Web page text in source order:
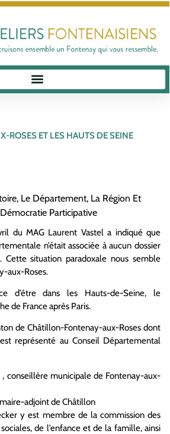
ROSES ET LES HAUTS DE SEINE
Le Département, La Région Et
Participative
du MAG Laurent Vastel a indiqué que
n’était associée à aucun dossier
Cette situation paradoxale nous semble
aux-Roses.
d’être dans les Hauts-de-Seine, le
de France après Paris.
de Châtillon-Fontenay-aux-Roses dont
représenté au Conseil Départemental
conseillère municipale de Fontenay-aux-
adjoint de Châtillon
y est membre de la commission des
de l’enfance et de la famille, ainsi